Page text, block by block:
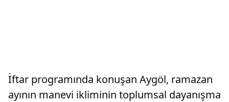
İftar programında konuşan Aygöl, ramazan
ayının manevi ikliminin toplumsal dayanışma